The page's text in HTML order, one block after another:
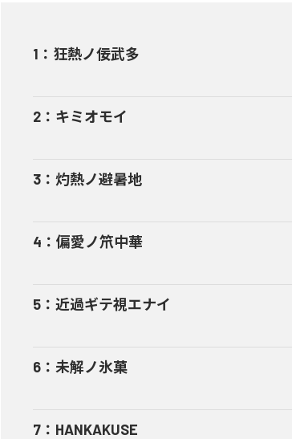
1 ： 狂熱ノ佞武多
2 ： キミオモイ
3 ： 灼熱ノ避暑地
4 ： 偏愛ノ笊中華
5 ： 近過ギテ視エナイ
6 ： 未解ノ氷菓
7 ： HANKAKUSE